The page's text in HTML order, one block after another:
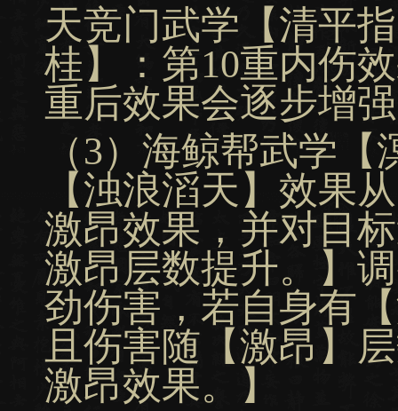
天竞门武学【清平
桂】：第10重内伤
重后效果会逐步增
（3）海鲸帮武学
【浊浪滔天】效果
激昂效果，并对目
激昂层数提升。】
劲伤害，若自身有
且伤害随【激昂】
激昂效果。】